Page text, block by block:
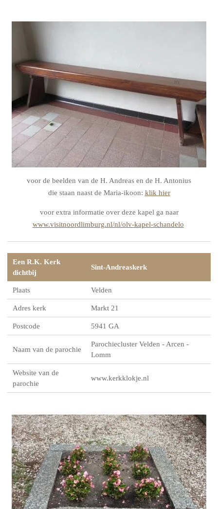
voor de beelden van de H. Andreas en de H. Antonius
die staan naast de Maria-ikoon: klik hier
voor extra informatie over deze kapel ga naar
www.visitnoordlimburg.nl/nl/olv-kapel-schandelo
Een R.K. Kerk
dichtbij
Sint-Andreaskerk
Plaats Velden
Adres kerk Markt 21
Postcode 5941 GA
Naam van de parochie
Parochiecluster Velden - Arcen -
Lomm
Website van de
parochie
www.kerkklokje.nl